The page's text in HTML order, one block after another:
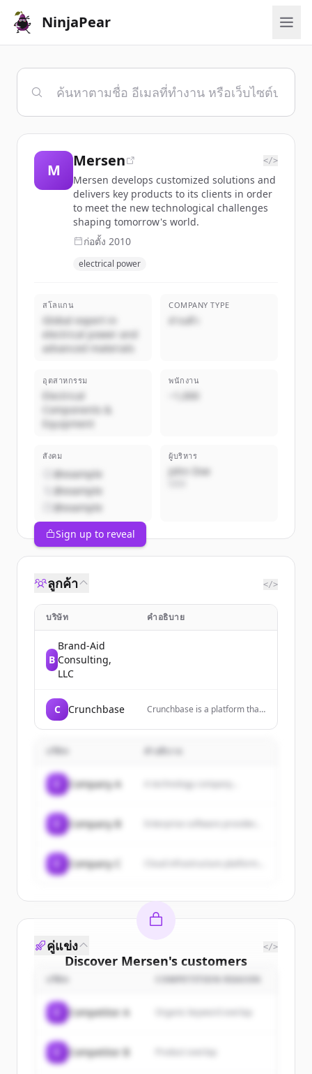
NinjaPear
M
Mersen </>
Mersen develops customized solutions and
delivers key products to its clients in order
to meet the new technological challenges
shaping tomorrow's world.
ก่อตั้ง 2010
electrical power
สโลแกน
Global expert in
electrical power and
advanced materials
COMPANY TYPE
ส่วนตัว
อุตสาหกรรม
Electrical
Components &
Equipment
พนักงาน
~1,000
สังคม
@example
@example
@example
ผู้บริหาร
John Doe
Sign up to reveal
ลูกค้า </>
บริษัท คำอธิบาย
B
Brand-Aid
Consulting,
LLC
C Crunchbase
Crunchbase is a platform that
public and private companies
database.
คำอธิบาย
Company A A technology company...
Company B
Company C
Discover Mersen's customers
Sign up for free to view allcustomers
New accounts include trial credits to
คู่แข่ง </>
COMPETITION REASON
Competitor A Organic keyword overlap
Competitor B